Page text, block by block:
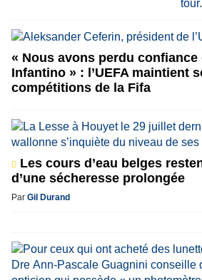
« Nous avons perdu confiance
Infantino » : l’UEFA maintient
compétitions de la Fifa
Les cours d’eau belges
d’une sécheresse prolongée
Par Gil Durand